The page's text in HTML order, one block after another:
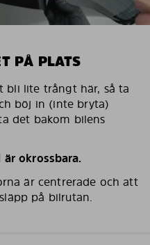
PÅ PLATS
bli lite trångt här, så ta
böj in (inte bryta)
det bakom bilens
okrossbara.
är centrerade och att
på bilrutan.